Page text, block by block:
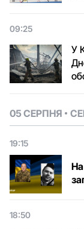
09:25
У
05 СЕРПНЯ
19:15
18:50